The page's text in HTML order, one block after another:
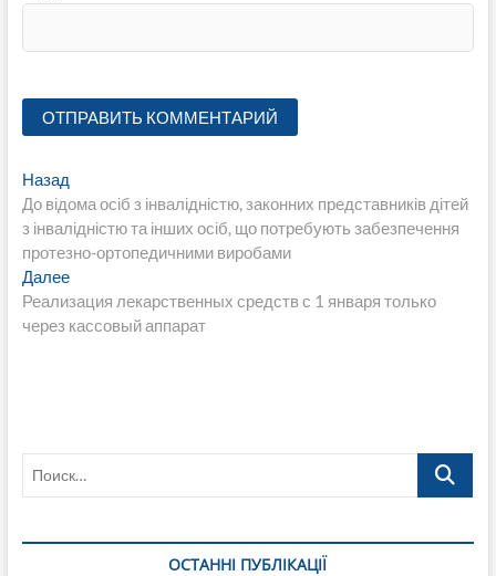
Навигация
по
записям
НазадПредыдущая
запись:
До відома осіб з інвалідністю, законних представників дітей
з інвалідністю та інших осіб, що потребують забезпечення
протезно-ортопедичними виробами
ДалееСледующая
запись:
Реализация лекарственных средств с 1 января только
через кассовый аппарат
Поиск…
ОСТАННІ ПУБЛІКАЦІЇ